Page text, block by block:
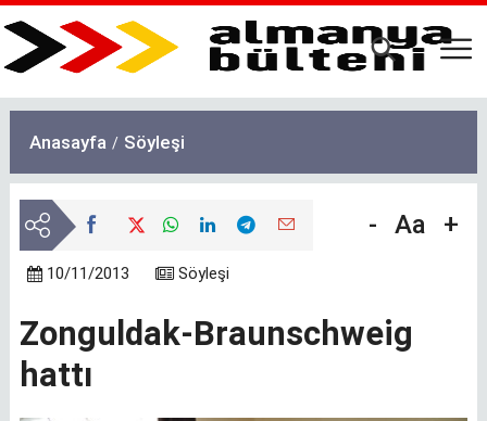
Ana
içeriğe
Anasayfa Söyleşi
- Aa +
10/11/2013 Söyleşi
Zonguldak-Braunschweig
hattı